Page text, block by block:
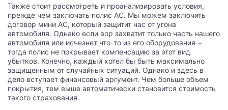
Также стоит рассмотреть и проанализировать условия,
прежде чем заключать полис AC. Мы можем заключить
договор мини AC, который защитит нас от угона
автомобиля. Однако если вор захватит только часть нашего
автомобиля или исчезнет что-то из его оборудования −
тогда полис не покрывает компенсацию за этот вид
убытков. Конечно, каждый хотел бы быть максимально
защищенным от случайных ситуаций. Однако и здесь в
дело вступает финансовый аргумент. Чем больше объем
покрытия, тем выше автоматически становится стоимость
такого страхования.